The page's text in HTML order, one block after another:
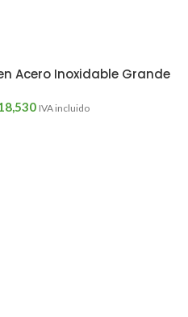
Acero Inoxidable Grande
IVA incluido